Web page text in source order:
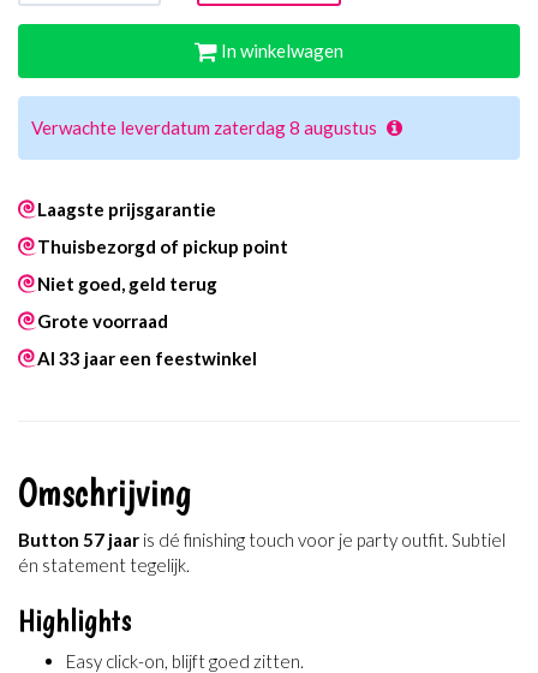
In winkelwagen
Verwachte leverdatum zaterdag 8 augustus
Laagste prijsgarantie
Thuisbezorgd of pickup point
Niet goed, geld terug
Grote voorraad
Al 33 jaar een feestwinkel
Omschrijving
Button 57 jaar is dé finishing touch voor je party outfit. Subtiel
én statement tegelijk.
Highlights
Easy click-on, blijft goed zitten.